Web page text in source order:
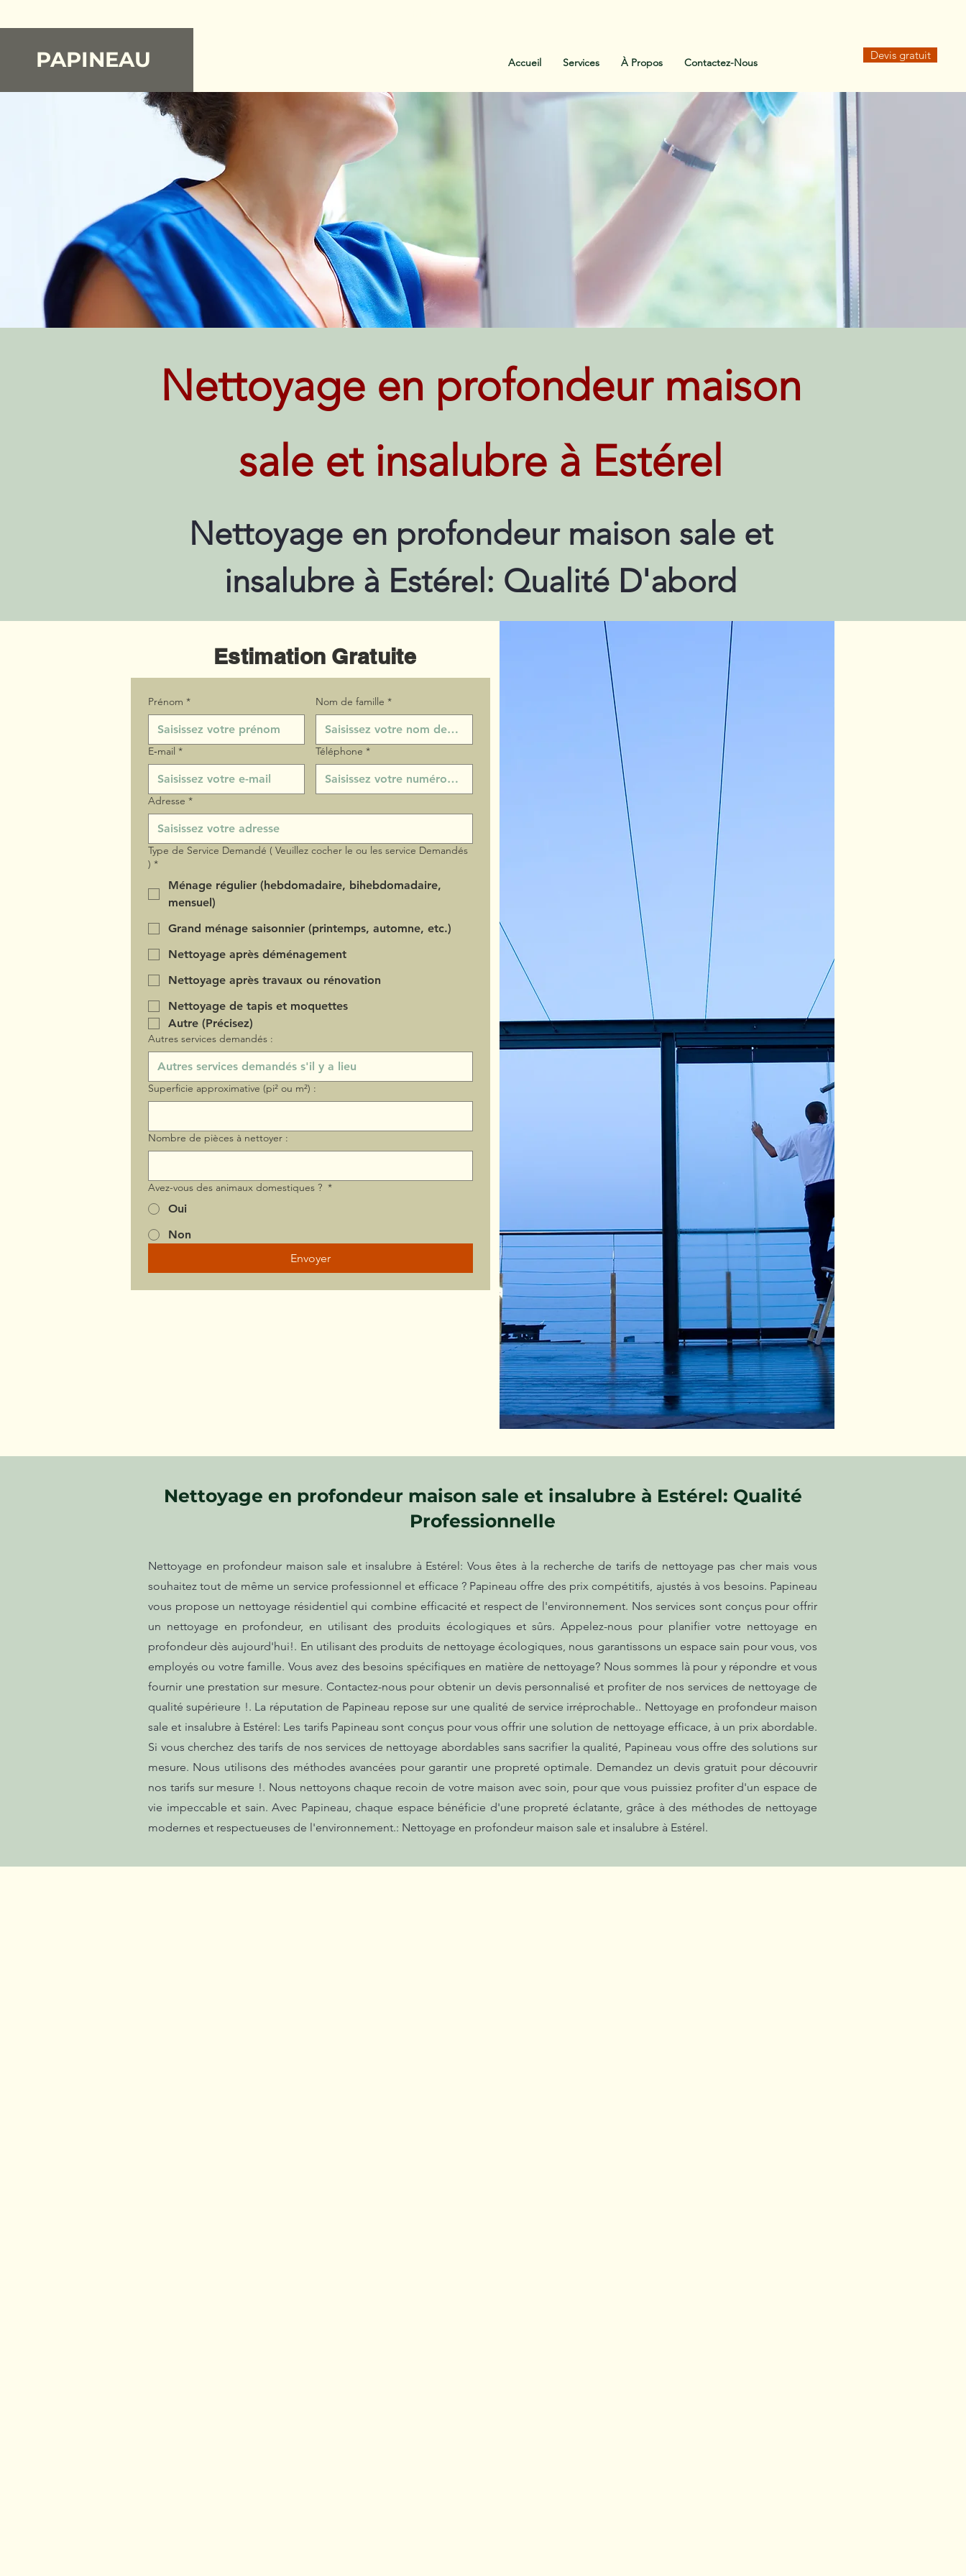
PAPINEAU Accueil Services À Propos Contactez-Nous
Devis gratuit
Nettoyage en profondeur maison
sale et insalubre à Estérel
Nettoyage en profondeur maison sale et
insalubre à Estérel: Qualité D'abord
Estimation Gratuite
Prénom * Nom de famille *
E‑mail * Téléphone *
Adresse *
Type de Service Demandé ( Veuillez cocher le ou les service Demandés
) *
Ménage régulier (hebdomadaire, bihebdomadaire,
mensuel)
Grand ménage saisonnier (printemps, automne, etc.)
Nettoyage après déménagement
Nettoyage après travaux ou rénovation
Nettoyage de tapis et moquettes
Autre (Précisez)
Autres services demandés :
Superficie approximative (pi² ou m²) :
Nombre de pièces à nettoyer :
Avez-vous des animaux domestiques ? *
Oui
Non
Envoyer
Nettoyage en profondeur maison sale et insalubre à Estérel: Qualité
Professionnelle
Nettoyage en profondeur maison sale et insalubre à Estérel: Vous êtes à la recherche de tarifs de nettoyage pas cher mais vous
souhaitez tout de même un service professionnel et efficace ? Papineau offre des prix compétitifs, ajustés à vos besoins. Papineau
vous propose un nettoyage résidentiel qui combine efficacité et respect de l'environnement. Nos services sont conçus pour offrir
un nettoyage en profondeur, en utilisant des produits écologiques et sûrs. Appelez-nous pour planifier votre nettoyage en
profondeur dès aujourd'hui!. En utilisant des produits de nettoyage écologiques, nous garantissons un espace sain pour vous, vos
employés ou votre famille. Vous avez des besoins spécifiques en matière de nettoyage? Nous sommes là pour y répondre et vous
fournir une prestation sur mesure. Contactez-nous pour obtenir un devis personnalisé et profiter de nos services de nettoyage de
qualité supérieure !. La réputation de Papineau repose sur une qualité de service irréprochable.. Nettoyage en profondeur maison
sale et insalubre à Estérel: Les tarifs Papineau sont conçus pour vous offrir une solution de nettoyage efficace, à un prix abordable.
Si vous cherchez des tarifs de nos services de nettoyage abordables sans sacrifier la qualité, Papineau vous offre des solutions sur
mesure. Nous utilisons des méthodes avancées pour garantir une propreté optimale. Demandez un devis gratuit pour découvrir
nos tarifs sur mesure !. Nous nettoyons chaque recoin de votre maison avec soin, pour que vous puissiez profiter d'un espace de
vie impeccable et sain. Avec Papineau, chaque espace bénéficie d'une propreté éclatante, grâce à des méthodes de nettoyage
modernes et respectueuses de l'environnement.: Nettoyage en profondeur maison sale et insalubre à Estérel.